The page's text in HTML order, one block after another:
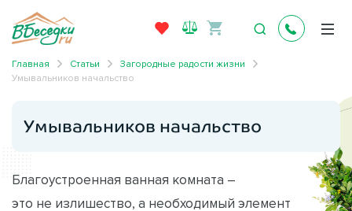
Главная Статьи
Загородные радости жизни
Умывальников начальство
Умывальников начальство
Благоустроенная ванная комната –
это не излишество, а необходимый элемент